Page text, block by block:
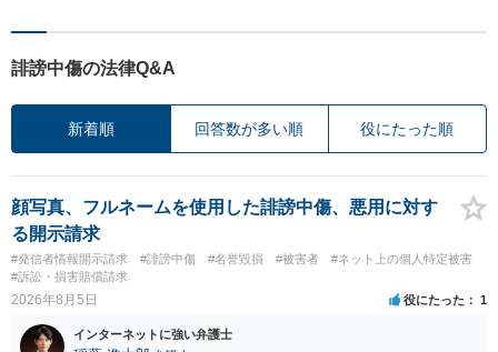
誹謗中傷の法律Q&A
新着順 回答数が多い順 役にたった順
顔写真、フルネームを使用した誹謗中傷、悪用に対す
る開示請求
#発信者情報開示請求 #誹謗中傷 #名誉毀損 #被害者
#ネット上の個人特定被害
#訴訟・損害賠償請求
2026年8月5日 役にたった 1
インターネットに強い弁護士